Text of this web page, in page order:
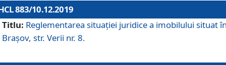
883/10.12.2019
Titlu: Reglementarea situației juridice a imobilului situat
Brașov, str. Verii nr. 8.